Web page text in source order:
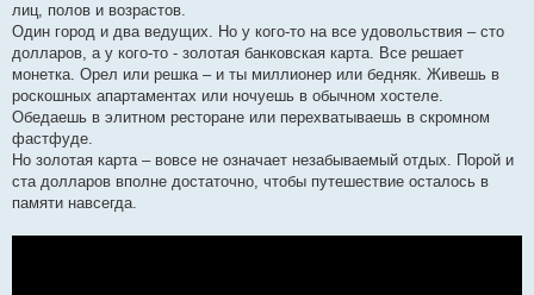
д
о
м
л
е
н
я
лиц, полов и возрастов.
Один город и два ведущих. Но у кого-то на все удовольствия – сто
долларов, а у кого-то - золотая банковская карта. Все решает
монетка. Орел или решка – и ты миллионер или бедняк. Живешь в
роскошных апартаментах или ночуешь в обычном хостеле.
Обедаешь в элитном ресторане или перехватываешь в скромном
фастфуде.
Но золотая карта – вовсе не означает незабываемый отдых. Порой и
ста долларов вполне достаточно, чтобы путешествие осталось в
памяти навсегда.